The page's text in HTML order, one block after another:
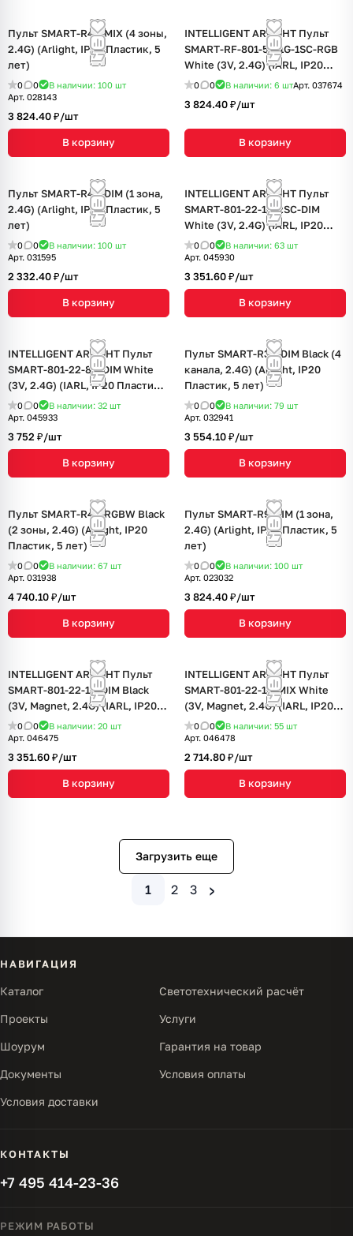
Пульт SMART-R40-MIX (4 зоны,
2.4G) (Arlight, IP20 Пластик, 5
лет)
0 0 В наличии: 100 шт
Арт. 028143
3 824.40 ₽/шт
В корзину
INTELLIGENT ARLIGHT Пульт
SMART-RF-801-52-1G-1SC-RGB
White (3V, 2.4G) (IARL, IP20
Пластик, 5 лет)
0 0 В наличии: 6 штАрт. 037674
3 824.40 ₽/шт
В корзину
Пульт SMART-R42-DIM (1 зона,
2.4G) (Arlight, IP20 Пластик, 5
лет)
0 0 В наличии: 100 шт
Арт. 031595
2 332.40 ₽/шт
В корзину
INTELLIGENT ARLIGHT Пульт
SMART-801-22-1G-2SC-DIM
White (3V, 2.4G) (IARL, IP20
Пластик, 5 лет)
0 0 В наличии: 63 шт
Арт. 045930
3 351.60 ₽/шт
В корзину
INTELLIGENT ARLIGHT Пульт
SMART-801-22-8G-DIM White
(3V, 2.4G) (IARL, IP20 Пластик,
5 лет)
0 0 В наличии: 32 шт
Арт. 045933
3 752 ₽/шт
В корзину
Пульт SMART-R33-DIM Black (4
канала, 2.4G) (Arlight, IP20
Пластик, 5 лет)
0 0 В наличии: 79 шт
Арт. 032941
3 554.10 ₽/шт
В корзину
Пульт SMART-R43-RGBW Black
(2 зоны, 2.4G) (Arlight, IP20
Пластик, 5 лет)
0 0 В наличии: 67 шт
Арт. 031938
4 740.10 ₽/шт
В корзину
Пульт SMART-R9-DIM (1 зона,
2.4G) (Arlight, IP20 Пластик, 5
лет)
0 0 В наличии: 100 шт
Арт. 023032
3 824.40 ₽/шт
В корзину
INTELLIGENT ARLIGHT Пульт
SMART-801-22-1G-DIM Black
(3V, Magnet, 2.4G) (IARL, IP20
Пластик, 5 лет)
0 0 В наличии: 20 шт
Арт. 046475
3 351.60 ₽/шт
В корзину
INTELLIGENT ARLIGHT Пульт
SMART-801-22-1G-MIX White
(3V, Magnet, 2.4G) (IARL, IP20
Пластик, 5 лет)
0 0 В наличии: 55 шт
Арт. 046478
2 714.80 ₽/шт
В корзину
Загрузить еще
1 2 3 ›
НАВИГАЦИЯ
Каталог Светотехнический расчёт
Проекты Услуги
Шоурум Гарантия на товар
Документы Условия оплаты
Условия доставки
КОНТАКТЫ
+7 495 414-23-36
РЕЖИМ РАБОТЫ